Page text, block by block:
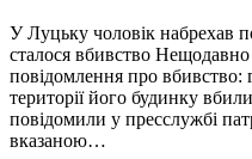
У Луцьку чоловік набрехав
сталося вбивство
повідомлення про
території його будинку
повідомили у пресслужбі
вказаною…